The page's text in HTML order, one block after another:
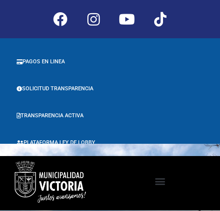
PLATAFORMA LEY DE LOBBY
TRANSPARENCIA ACTIVA
SOLICITUD TRANSPARENCIA
PAGOS EN LINEA